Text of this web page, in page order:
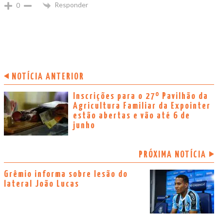
0 Responder
NOTÍCIA ANTERIOR
Inscrições para o 27º Pavilhão da
Agricultura Familiar da Expointer
estão abertas e vão até 6 de
junho
PRÓXIMA NOTÍCIA
Grêmio informa sobre lesão do
lateral João Lucas